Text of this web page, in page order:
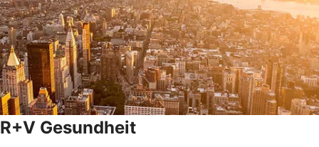
R+V Gesundheit